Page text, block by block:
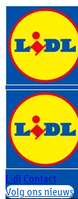
Lidl Contact
Volg ons nieuws